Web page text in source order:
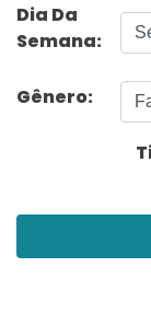
Dia Da
Semana:
Gênero: